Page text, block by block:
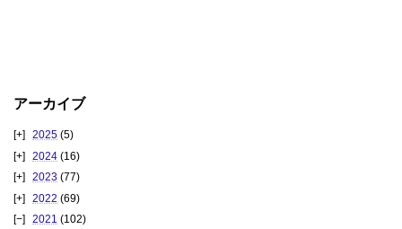
アーカイブ
2025 (5)
2024 (16)
2023 (77)
2022 (69)
2021 (102)